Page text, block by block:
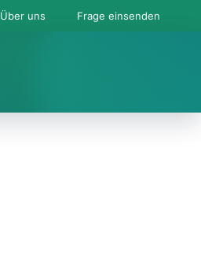
Über uns Frage einsenden